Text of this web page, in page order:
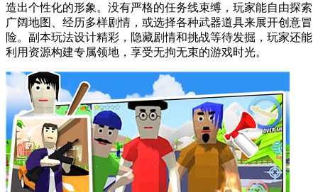
造出个性化的形象。没有严格的任务线束缚，玩家能自由探索
广阔地图、经历多样剧情，或选择各种武器道具来展开创意冒
险。副本玩法设计精彩，隐藏剧情和挑战等待发掘，玩家还能
利用资源构建专属领地，享受无拘无束的游戏时光。